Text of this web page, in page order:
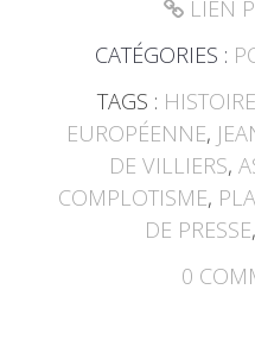
LIEN
CATÉGORIES :
TAGS : HISTOIRE
EUROPÉENNE,
DE VILLIERS,
COMPLOTISME,
DE PRESSE,
0